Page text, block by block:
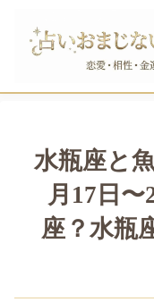
水瓶座と
月17日
座？水瓶